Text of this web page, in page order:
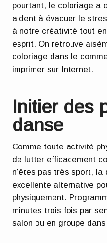
pourtant, le coloriage a
aident à évacuer le
à notre créativité tout
esprit. On retrouve
coloriage dans le
imprimer sur Internet.
Initier des
danse
Comme toute activité
de lutter efficacement
n’êtes pas très sport, la
excellente alternative
physiquement.
minutes trois fois par
salon ou en groupe